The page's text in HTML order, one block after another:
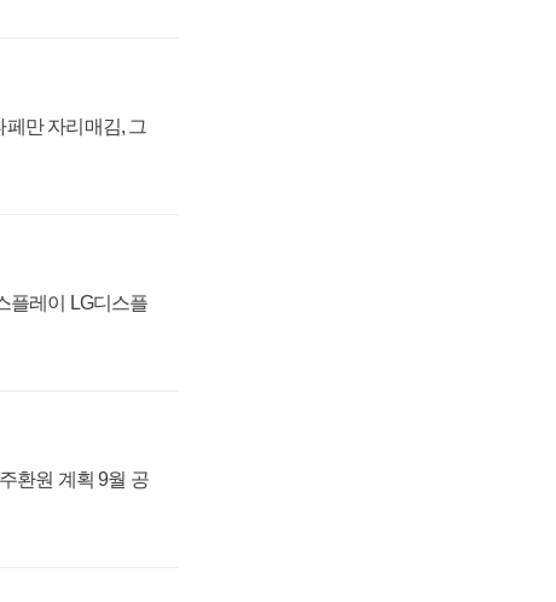
만 자리매김, 그
플레이 LG디스플
환원 계획 9월 공